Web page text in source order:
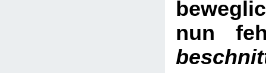
nun